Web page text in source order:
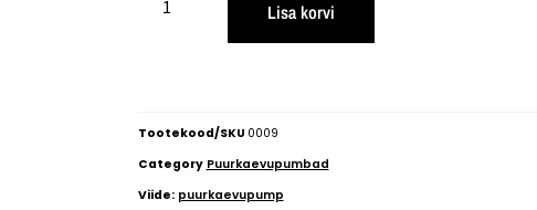
Lisa korvi
Tootekood/SKU 0009
Category Puurkaevupumbad
Viide: puurkaevupump